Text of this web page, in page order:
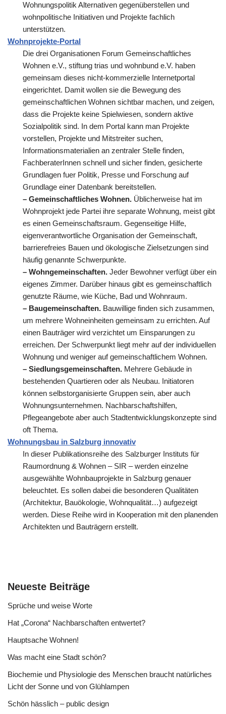
Wohnungspolitik Alternativen gegenüberstellen und
wohnpolitische Initiativen und Projekte fachlich
unterstützen.
Wohnprojekte-Portal
Die drei Organisationen Forum Gemeinschaftliches
Wohnen e.V., stiftung trias und wohnbund e.V. haben
gemeinsam dieses nicht-kommerzielle Internetportal
eingerichtet. Damit wollen sie die Bewegung des
gemeinschaftlichen Wohnen sichtbar machen, und zeigen,
dass die Projekte keine Spielwiesen, sondern aktive
Sozialpolitik sind. In dem Portal kann man Projekte
vorstellen, Projekte und Mitstreiter suchen,
Informationsmaterialien an zentraler Stelle finden,
FachberaterInnen schnell und sicher finden, gesicherte
Grundlagen fuer Politik, Presse und Forschung auf
Grundlage einer Datenbank bereitstellen.
– Gemeinschaftliches Wohnen. Üblicherweise hat im
Wohnprojekt jede Partei ihre separate Wohnung, meist gibt
es einen Gemeinschaftsraum. Gegenseitige Hilfe,
eigenverantwortliche Organisation der Gemeinschaft,
barrierefreies Bauen und ökologische Zielsetzungen sind
häufig genannte Schwerpunkte.
– Wohngemeinschaften. Jeder Bewohner verfügt über ein
eigenes Zimmer. Darüber hinaus gibt es gemeinschaftlich
genutzte Räume, wie Küche, Bad und Wohnraum.
– Baugemeinschaften. Bauwillige finden sich zusammen,
um mehrere Wohneinheiten gemeinsam zu errichten. Auf
einen Bauträger wird verzichtet um Einsparungen zu
erreichen. Der Schwerpunkt liegt mehr auf der individuellen
Wohnung und weniger auf gemeinschaftlichem Wohnen.
– Siedlungsgemeinschaften. Mehrere Gebäude in
bestehenden Quartieren oder als Neubau. Initiatoren
können selbstorganisierte Gruppen sein, aber auch
Wohnungsunternehmen. Nachbarschaftshilfen,
Pflegeangebote aber auch Stadtentwicklungskonzepte sind
oft Thema.
Wohnungsbau in Salzburg innovativ
In dieser Publikationsreihe des Salzburger Instituts für
Raumordnung & Wohnen – SIR – werden einzelne
ausgewählte Wohnbauprojekte in Salzburg genauer
beleuchtet. Es sollen dabei die besonderen Qualitäten
(Architektur, Bauökologie, Wohnqualität…) aufgezeigt
werden. Diese Reihe wird in Kooperation mit den planenden
Architekten und Bauträgern erstellt.
Neueste Beiträge
Sprüche und weise Worte
Hat „Corona“ Nachbarschaften entwertet?
Hauptsache Wohnen!
Was macht eine Stadt schön?
Biochemie und Physiologie des Menschen braucht natürliches
Licht der Sonne und von Glühlampen
Schön hässlich – public design